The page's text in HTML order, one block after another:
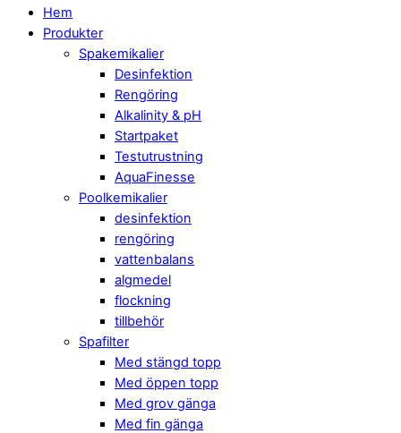
Hem
Produkter
Spakemikalier
Desinfektion
Rengöring
Alkalinity & pH
Startpaket
Testutrustning
AquaFinesse
Poolkemikalier
desinfektion
rengöring
vattenbalans
algmedel
flockning
tillbehör
Spafilter
Med stängd topp
Med öppen topp
Med grov gänga
Med fin gänga